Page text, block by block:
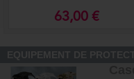
63,00 €